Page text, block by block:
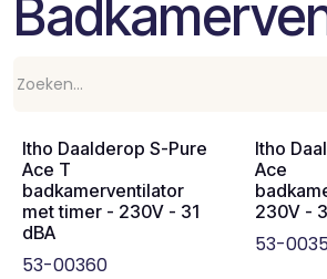
Itho Daalderop S-Pure
Ace T
badkamerventilator
met timer - 230V - 31
dBA
53-00360
Itho
Ace
230V -
53-